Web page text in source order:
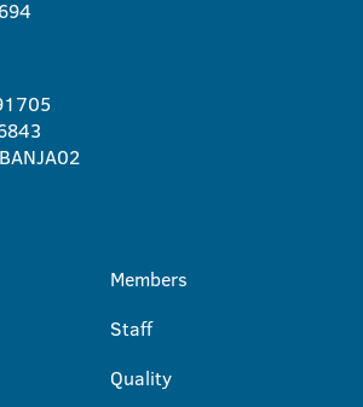
Members
Staff
Quality